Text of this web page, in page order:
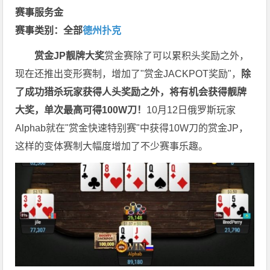
赛事服务金
赛事类别：全部德州扑克
赏金JP靓牌大奖赏金赛除了可以累积头奖励之外，
现在还推出变形赛制，增加了"赏金JACKPOT奖励"，
除
了成功猎杀玩家获得人头奖励之外，将有机会获得靓牌
大奖，单次最高可得100W刀！ 10月12日俄罗斯玩家
Alphab就在"赏金快速特别赛"中获得10W刀的赏金JP，
这样的变体赛制大幅度增加了不少赛事乐趣。